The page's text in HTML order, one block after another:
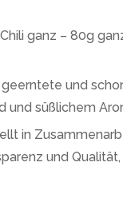
ganz – 80g
geerntete und
und süßlichem
in
und